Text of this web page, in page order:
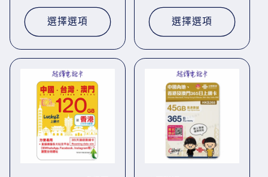
選擇選項
價
選擇選項